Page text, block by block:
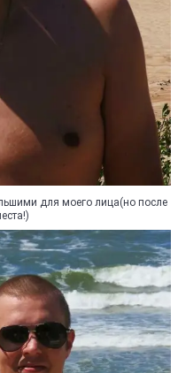
для моего лица(но после